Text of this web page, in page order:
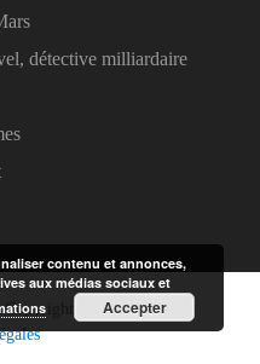
détective milliardaire
Copyright © 2026.
contenu et annonces,
aux médias sociaux et
Accepter